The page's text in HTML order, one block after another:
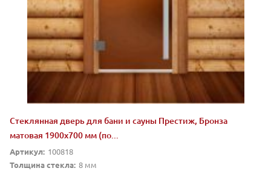
Стеклянная дверь для бани и сауны Престиж, Бронза
матовая 1900x700 мм (по...
Артикул: 100818
Толщина стекла: 8 мм